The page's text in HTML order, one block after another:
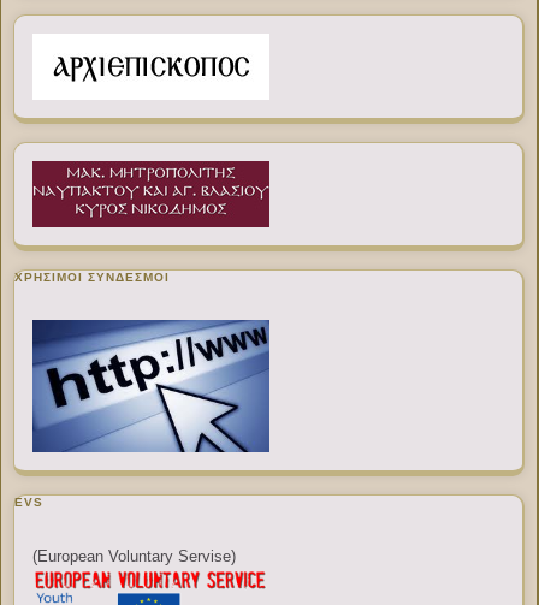
ΧΡΉΣΙΜΟΙ ΣΎΝΔΕΣΜΟΙ
EVS
(European Voluntary Servise)